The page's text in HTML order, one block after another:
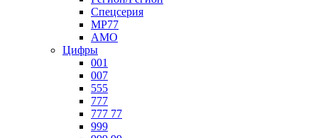
Спецсерия
МР77
АМО
Цифры
001
007
555
777
777 77
999